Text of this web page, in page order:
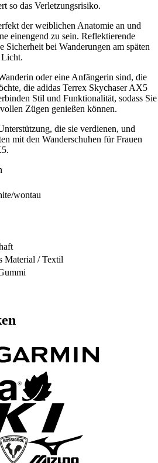
so das Verletzungsrisiko.
der weiblichen Anatomie an und
einengend zu sein. Reflektierende
Sicherheit bei Wanderungen am späten
Licht.
oder eine Anfängerin sind, die
die adidas Terrex Skychaser AX5
Stil und Funktionalität, sodass Sie
Zügen genießen können.
die sie verdienen, und
mit den Wanderschuhen für Frauen
wontau
Material / Textil